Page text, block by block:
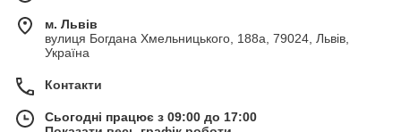
м. Львів
вулиця Богдана Хмельницького, 188а, 79024, Львів,
Україна
Контакти
Сьогодні працює з 09:00 до 17:00